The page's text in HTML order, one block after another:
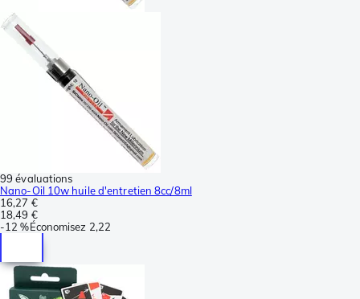
99 évaluations
Nano-Oil 10w huile d'entretien 8cc/8ml
16,27 €
18,49 €
-12 %Économisez 2,22